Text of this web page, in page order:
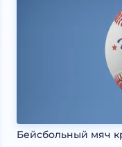
Бейсбольный мяч